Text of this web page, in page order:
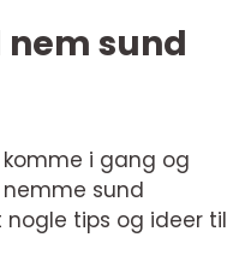
nem sund
i gang og
sund
tips og ideer til